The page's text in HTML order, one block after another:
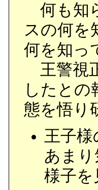
何も知
スの何を
何を知っ
王警視
したとの
態を悟り
王子
あま
様子